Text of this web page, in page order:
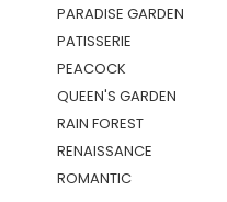
PARADISE GARDEN
PATISSERIE
PEACOCK
QUEEN'S GARDEN
RAIN FOREST
RENAISSANCE
ROMANTIC